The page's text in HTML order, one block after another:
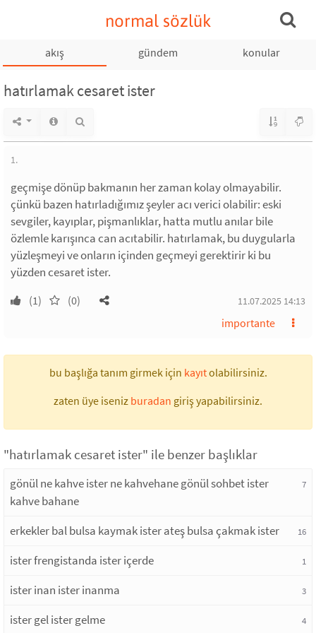
normal sözlük
akış gündem konular
hatırlamak cesaret ister
1.
geçmişe dönüp bakmanın her zaman kolay olmayabilir.
çünkü bazen hatırladığımız şeyler acı verici olabilir: eski
sevgiler, kayıplar, pişmanlıklar, hatta mutlu anılar bile
özlemle karışınca can acıtabilir. hatırlamak, bu duygularla
yüzleşmeyi ve onların içinden geçmeyi gerektirir ki bu
yüzden cesaret ister.
(1) (0) 11.07.2025 14:13
importante
bu başlığa tanım girmek için kayıtolabilirsiniz.
zaten üye iseniz buradan giriş yapabilirsiniz.
"hatırlamak cesaret ister" ile benzer başlıklar
gönül ne kahve ister ne kahvehane gönül sohbet ister
kahve bahane
7
erkekler bal bulsa kaymak ister ateş bulsa çakmak ister 16
ister frengistanda ister içerde 1
ister inan ister inanma 3
ister gel ister gelme 4